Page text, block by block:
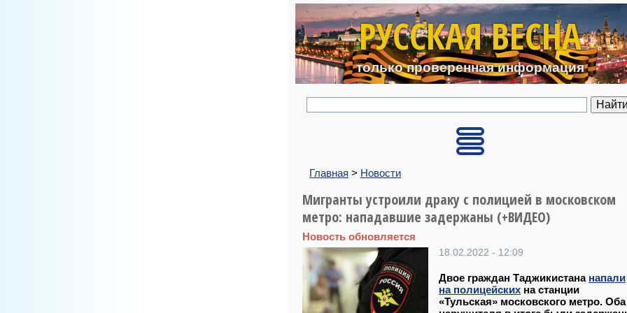
Перейти к основному
РУССКАЯ ВЕСНА
только проверенная информация
Главная > Новости
Мигранты устроили драку с полицией в московском
метро: нападавшие задержаны (+ВИДЕО)
Новость обновляется
18.02.2022 - 12:09
Двое граждан Таджикистана напали
на полицейских на станции
«Тульская» московского метро. Оба